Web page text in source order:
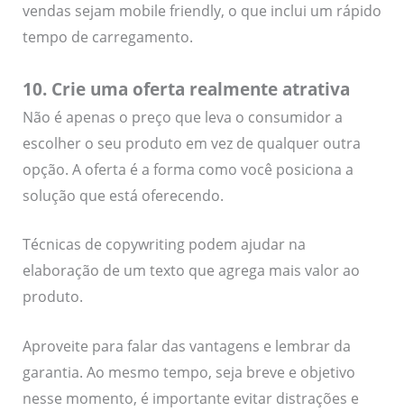
vendas sejam mobile friendly, o que inclui um rápido
tempo de carregamento.
10. Crie uma oferta realmente atrativa
Não é apenas o preço que leva o consumidor a
escolher o seu produto em vez de qualquer outra
opção. A oferta é a forma como você posiciona a
solução que está oferecendo.
Técnicas de copywriting podem ajudar na
elaboração de um texto que agrega mais valor ao
produto.
Aproveite para falar das vantagens e lembrar da
garantia. Ao mesmo tempo, seja breve e objetivo
nesse momento, é importante evitar distrações e